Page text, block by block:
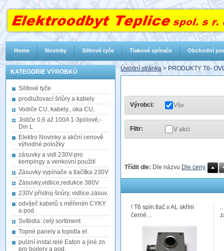
KATEGORIE VÝROBKŮ
Silitové tyče
prodlužovací šńůry a kabely
Vodiče CU, kabely., oka CU,
Jističe 0,6 až 100A 1-3pólové,-
Din L
Elektro Novinky a akční cenově
výhodné položky
zásuvky a vidl 230V-pro
kempingy a venkovní použití
Zásuvky vypínače a tlačítka 230V
Zásuvky,vidlice,redukce 380V
230V přístroj šnůry, vidlice.zásuv.
odvíječ kabelů s měřením CYKY
a pod.
Svítiidla: celý sortiment
Topné panely a topidla el.
pulzní instal.relé Eaton a jiné zn.
pro bojlery a pod.
Úvodní stránka > PRODUKTY T6-
Výrobci: Vše
Filtr: V akci
Třídit dle: Dle názvu Dle ceny
! T6 spín.tlač.v AL skříni
černé…
Home Novinky Silitové tyče Tlakové spínače Obchodní